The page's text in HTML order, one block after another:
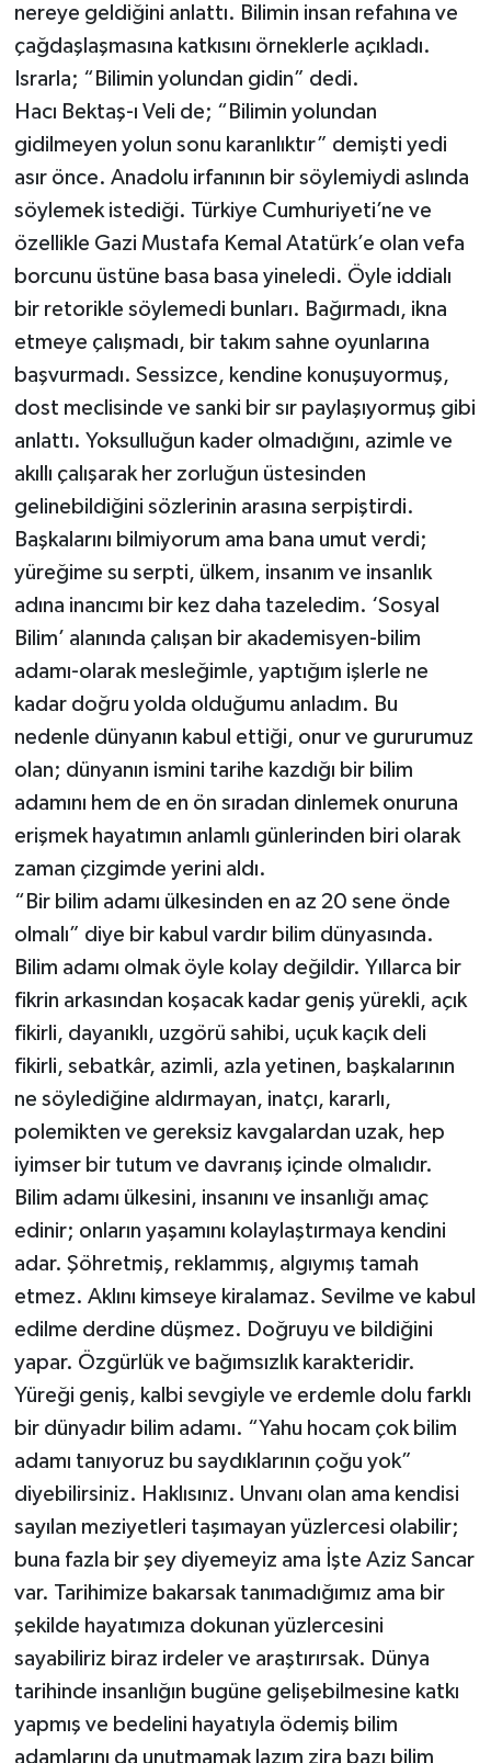
nereye geldiğini anlattı. Bilimin insan refahına ve
çağdaşlaşmasına katkısını örneklerle açıkladı.
Israrla; “Bilimin yolundan gidin” dedi.
Hacı Bektaş-ı Veli de; “Bilimin yolundan
gidilmeyen yolun sonu karanlıktır” demişti yedi
asır önce. Anadolu irfanının bir söylemiydi aslında
söylemek istediği. Türkiye Cumhuriyeti’ne ve
özellikle Gazi Mustafa Kemal Atatürk’e olan vefa
borcunu üstüne basa basa yineledi. Öyle iddialı
bir retorikle söylemedi bunları. Bağırmadı, ikna
etmeye çalışmadı, bir takım sahne oyunlarına
başvurmadı. Sessizce, kendine konuşuyormuş,
dost meclisinde ve sanki bir sır paylaşıyormuş gibi
anlattı. Yoksulluğun kader olmadığını, azimle ve
akıllı çalışarak her zorluğun üstesinden
gelinebildiğini sözlerinin arasına serpiştirdi.
Başkalarını bilmiyorum ama bana umut verdi;
yüreğime su serpti, ülkem, insanım ve insanlık
adına inancımı bir kez daha tazeledim. ‘Sosyal
Bilim’ alanında çalışan bir akademisyen-bilim
adamı-olarak mesleğimle, yaptığım işlerle ne
kadar doğru yolda olduğumu anladım. Bu
nedenle dünyanın kabul ettiği, onur ve gururumuz
olan; dünyanın ismini tarihe kazdığı bir bilim
adamını hem de en ön sıradan dinlemek onuruna
erişmek hayatımın anlamlı günlerinden biri olarak
zaman çizgimde yerini aldı.
“Bir bilim adamı ülkesinden en az 20 sene önde
olmalı” diye bir kabul vardır bilim dünyasında.
Bilim adamı olmak öyle kolay değildir. Yıllarca bir
fikrin arkasından koşacak kadar geniş yürekli, açık
fikirli, dayanıklı, uzgörü sahibi, uçuk kaçık deli
fikirli, sebatkâr, azimli, azla yetinen, başkalarının
ne söylediğine aldırmayan, inatçı, kararlı,
polemikten ve gereksiz kavgalardan uzak, hep
iyimser bir tutum ve davranış içinde olmalıdır.
Bilim adamı ülkesini, insanını ve insanlığı amaç
edinir; onların yaşamını kolaylaştırmaya kendini
adar. Şöhretmiş, reklammış, algıymış tamah
etmez. Aklını kimseye kiralamaz. Sevilme ve kabul
edilme derdine düşmez. Doğruyu ve bildiğini
yapar. Özgürlük ve bağımsızlık karakteridir.
Yüreği geniş, kalbi sevgiyle ve erdemle dolu farklı
bir dünyadır bilim adamı. “Yahu hocam çok bilim
adamı tanıyoruz bu saydıklarının çoğu yok”
diyebilirsiniz. Haklısınız. Unvanı olan ama kendisi
sayılan meziyetleri taşımayan yüzlercesi olabilir;
buna fazla bir şey diyemeyiz ama İşte Aziz Sancar
var. Tarihimize bakarsak tanımadığımız ama bir
şekilde hayatımıza dokunan yüzlercesini
sayabiliriz biraz irdeler ve araştırırsak. Dünya
tarihinde insanlığın bugüne gelişebilmesine katkı
yapmış ve bedelini hayatıyla ödemiş bilim
adamlarını da unutmamak lazım zira bazı bilim